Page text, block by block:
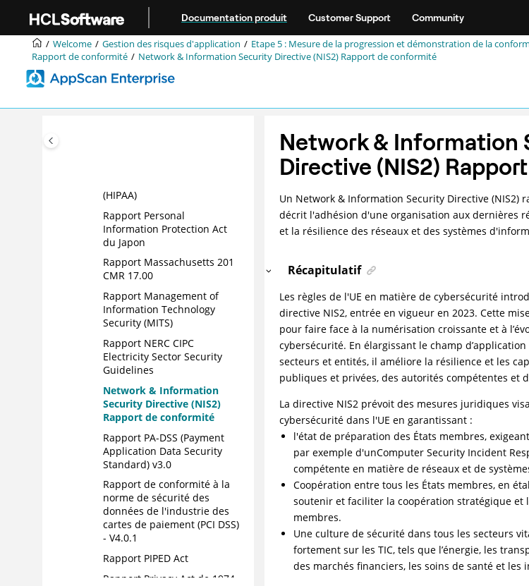
Documentation produit Customer Support Community
Welcome Gestion des risques d'application Etape 5 : Mesure de la progression et démonstration de la
Rapport de conformité
Network & Information Security Directive (NIS2) Rapport de conformité
Security Management Act
(FISMA)
Rapport FedRAMP (Federal
Risk and Authorization
Rapport Services financiers
(HIPAA)
Rapport Personal
Information Protection Act
du Japon
Rapport Massachusetts 201
CMR 17.00
Rapport Management of
Information Technology
Security (MITS)
Rapport NERC CIPC
Electricity Sector Security
Guidelines
Network & Information
Security Directive (NIS2)
Rapport de conformité
Rapport PA-DSS (Payment
Application Data Security
Standard) v3.0
Rapport de conformité à la
norme de sécurité des
données de l'industrie des
cartes de paiement (PCI DSS)
- V4.0.1
Rapport PIPED Act
Rapport Privacy Act de 1974
Network & Information
Directive (NIS2)
Un Network & Information Security Directive
décrit l'adhésion d'une organisation aux dernières
et la résilience des réseaux et des systèmes
Récapitulatif
Les règles de l'UE en matière de cybersécurité
directive NIS2, entrée en vigueur en 2023. Cette
pour faire face à la numérisation croissante et à
cybersécurité. En élargissant le champ
secteurs et entités, il améliore la résilience et les
publiques et privées, des autorités compétentes et
La directive NIS2 prévoit des mesures juridiques
cybersécurité dans l'UE en garantissant :
l'état de préparation des États membres,
par exemple d'unComputer Security Incident
compétente en matière de réseaux et de
Coopération entre tous les États membres, en
soutenir et faciliter la coopération stratégique et
membres.
Une culture de sécurité dans tous les secteurs
fortement sur les TIC, tels que l’énergie, les
des marchés financiers, les soins de santé et